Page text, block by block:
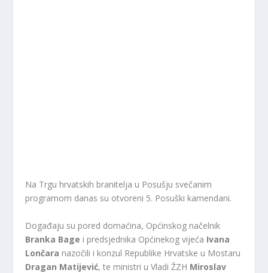
Na Trgu hrvatskih branitelja u Posušju svečanim
programom danas su otvoreni 5. Posuški kamendani.
Događaju su pored domaćina, Općinskog načelnik
Branka Bage i predsjednika Općinekog vijeća Ivana
Lončara nazočili i konzul Republike Hrvatske u Mostaru
Dragan Matijević, te ministri u Vladi ŽZH Miroslav